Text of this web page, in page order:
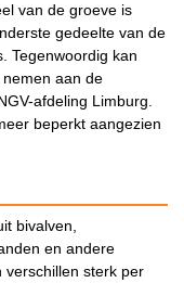
van de groeve is
gedeelte van de
Tegenwoordig kan
aan de
afdeling Limburg.
beperkt aangezien
bivalven,
en andere
verschillen sterk per